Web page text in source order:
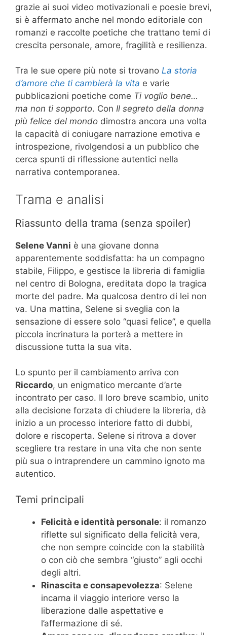
grazie ai suoi video motivazionali e poesie brevi,
si è affermato anche nel mondo editoriale con
romanzi e raccolte poetiche che trattano temi di
crescita personale, amore, fragilità e resilienza.
Tra le sue opere più note si trovano La storia
d’amore che ti cambierà la vita e varie
pubblicazioni poetiche come Ti voglio bene…
ma non ti sopporto. Con Il segreto della donna
più felice del mondo dimostra ancora una volta
la capacità di coniugare narrazione emotiva e
introspezione, rivolgendosi a un pubblico che
cerca spunti di riflessione autentici nella
narrativa contemporanea.
Trama e analisi
Riassunto della trama (senza spoiler)
Selene Vanni è una giovane donna
apparentemente soddisfatta: ha un compagno
stabile, Filippo, e gestisce la libreria di famiglia
nel centro di Bologna, ereditata dopo la tragica
morte del padre. Ma qualcosa dentro di lei non
va. Una mattina, Selene si sveglia con la
sensazione di essere solo “quasi felice”, e quella
piccola incrinatura la porterà a mettere in
discussione tutta la sua vita.
Lo spunto per il cambiamento arriva con
Riccardo, un enigmatico mercante d’arte
incontrato per caso. Il loro breve scambio, unito
alla decisione forzata di chiudere la libreria, dà
inizio a un processo interiore fatto di dubbi,
dolore e riscoperta. Selene si ritrova a dover
scegliere tra restare in una vita che non sente
più sua o intraprendere un cammino ignoto ma
autentico.
Temi principali
Felicità e identità personale: il romanzo
riflette sul significato della felicità vera,
che non sempre coincide con la stabilità
o con ciò che sembra “giusto” agli occhi
degli altri.
Rinascita e consapevolezza: Selene
incarna il viaggio interiore verso la
liberazione dalle aspettative e
l’affermazione di sé.